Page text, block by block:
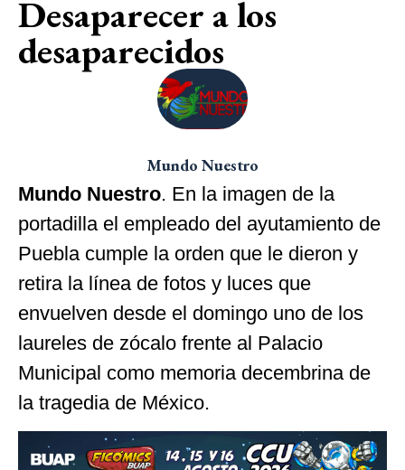
Desaparecer a los
desaparecidos
Mundo Nuestro
Mundo Nuestro. En la imagen de la
portadilla el empleado del ayutamiento de
Puebla cumple la orden que le dieron y
retira la línea de fotos y luces que
envuelven desde el domingo uno de los
laureles de zócalo frente al Palacio
Municipal como memoria decembrina de
la tragedia de México.